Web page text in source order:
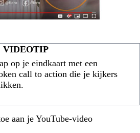
VIDEOTIP
op je eindkaart met een
call to action die je kijkers
aan je YouTube-video